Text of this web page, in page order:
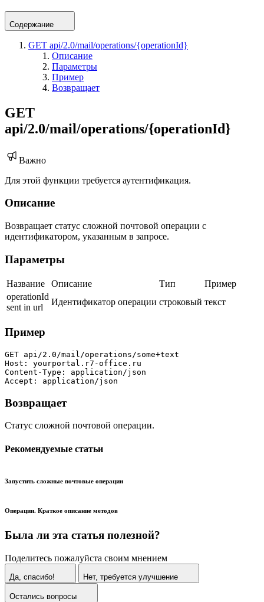
Содержание
GET api/2.0/mail/operations/{operationId}
Описание
Параметры
Пример
Возвращает
GET
api/2.0/mail/operations/{operationId}
Важно
Для этой функции требуется аутентификация.
Описание
Возвращает статус сложной почтовой операции с
идентификатором, указанным в запросе.
Параметры
Название Описание Тип
Пример
operationId
sent in url
Идентификатор операции строковый текст
Пример
GET api/2.0/mail/operations/some+text
Host: yourportal.r7-office.ru
Content-Type: application/json
Accept: application/json
Возвращает
Статус сложной почтовой операции.
Рекомендуемые статьи
Запустить сложные почтовые операции
Операции. Краткое описание методов
Была ли эта статья полезной?
Поделитесь пожалуйста своим мнением
Да, спасибо! Нет, требуется улучшение
Остались вопросы